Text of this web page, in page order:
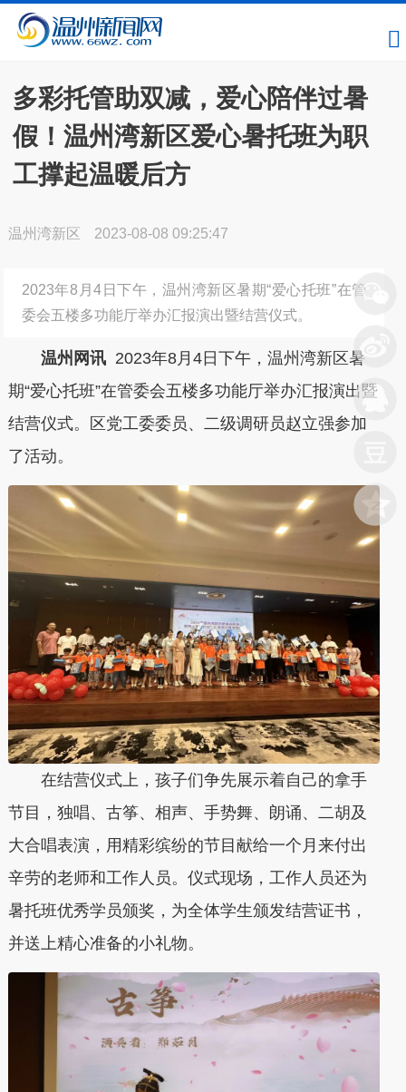
多彩托管助双减，爱心陪伴过暑
假！温州湾新区爱心暑托班为职
工撑起温暖后方
温州湾新区 2023-08-08 09:25:47
2023年8月4日下午，温州湾新区暑期“爱心托班”在管
委会五楼多功能厅举办汇报演出暨结营仪式。
温州网讯 2023年8月4日下午，温州湾新区暑
期“爱心托班”在管委会五楼多功能厅举办汇报演出暨
结营仪式。区党工委委员、二级调研员赵立强参加
了活动。
在结营仪式上，孩子们争先展示着自己的拿手
节目，独唱、古筝、相声、手势舞、朗诵、二胡及
大合唱表演，用精彩缤纷的节目献给一个月来付出
辛劳的老师和工作人员。仪式现场，工作人员还为
暑托班优秀学员颁奖，为全体学生颁发结营证书，
并送上精心准备的小礼物。